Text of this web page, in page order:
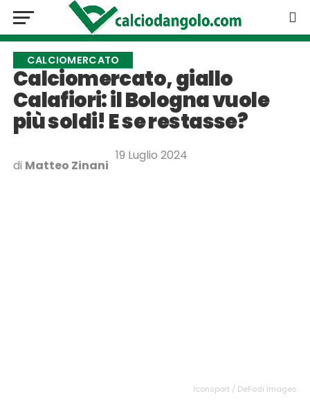
CALCIOMERCATO
Calciomercato, giallo
Calafiori: il Bologna vuole
più soldi! E se restasse?
di Matteo Zinani
19 Luglio 2024
Iconsport / DeFodi Images